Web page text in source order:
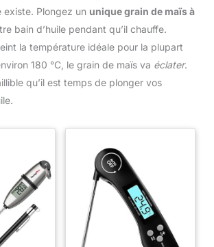
existe. Plongez un unique grain de maïs à
bain d’huile pendant qu’il chauffe.
la température idéale pour la plupart
180 °C, le grain de maïs va éclater.
qu’il est temps de plonger vos